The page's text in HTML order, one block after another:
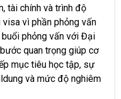
tài chính và trình độ
vì phần phỏng vấn
buổi phỏng vấn với Đại
quan trọng giúp cơ
mục tiêu học tập, sự
và mức độ nghiêm